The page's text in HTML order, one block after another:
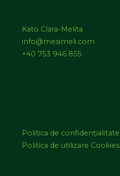
Kato Clara-Melita
info@mesimeli.com
+40 753 946 855
Politica de confidențialitate
Politica de utilizare Cookies